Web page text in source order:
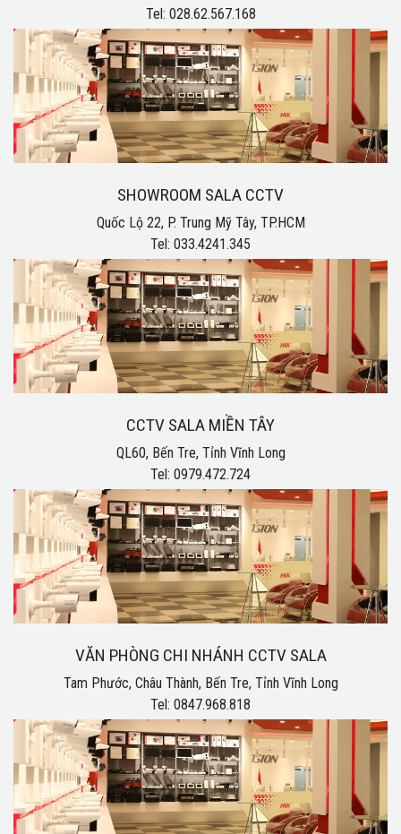
Tel: 028.62.567.168
SHOWROOM SALA CCTV
Quốc Lộ 22, P. Trung Mỹ Tây, TP.HCM
Tel: 033.4241.345
CCTV SALA MIỀN TÂY
QL60, Bến Tre, Tỉnh Vĩnh Long
Tel: 0979.472.724
VĂN PHÒNG CHI NHÁNH CCTV SALA
Tam Phước, Châu Thành, Bến Tre, Tỉnh Vĩnh Long
Tel: 0847.968.818